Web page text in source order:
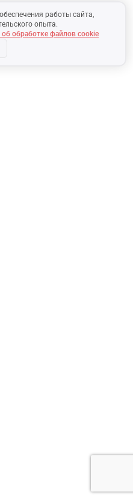
работы сайта,
опыта.
обработке файлов cookie